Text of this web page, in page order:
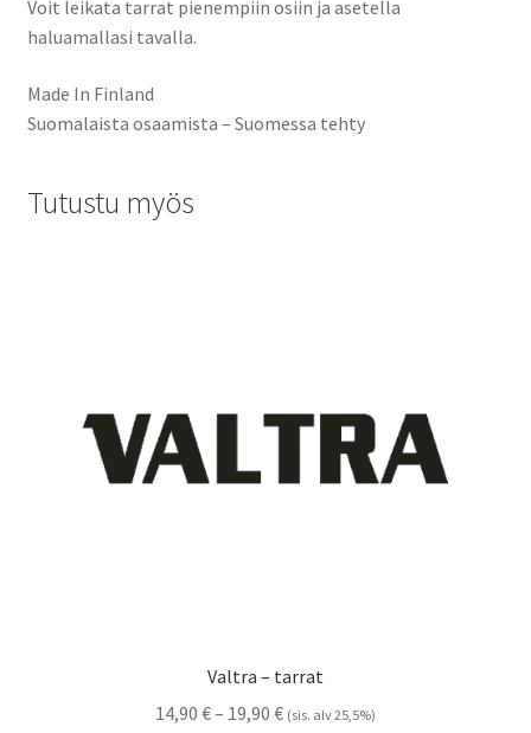
Voit leikata tarrat pienempiin osiin ja asetella
haluamallasi tavalla.
Made In Finland
Suomalaista osaamista – Suomessa tehty
Tutustu myös
Valtra – tarrat
14,90 €– 19,90 €Hintaluokka:
(sis. alv 25,5%)